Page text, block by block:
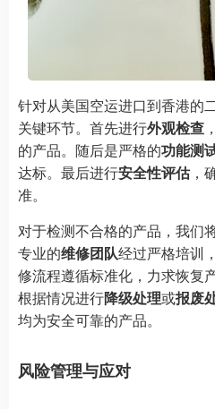
针对从美国空运进口到香港的
关键环节。首先进行外观检查
的产品。随后是严格的功能测
达标。最后进行安全性评估，
准。
对于检测不合格的产品，我们
专业的维修团队经过严格培训
修流程遵循标准化，力求恢复
根据情况进行降级处理或报废
均为安全可靠的产品。
风险管理与应对